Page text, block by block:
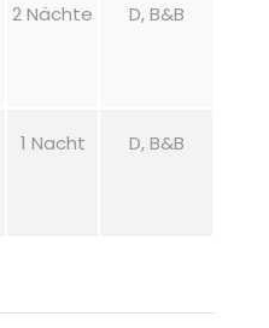
2 Nächte D, B&B
1 Nacht D, B&B